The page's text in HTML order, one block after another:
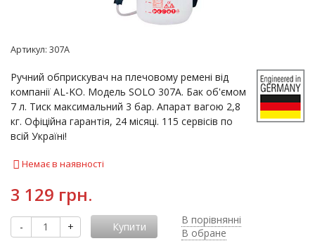
Артикул: 307A
Ручний обприскувач на плечовому ремені від
компанії AL-KO. Модель SOLO 307A. Бак об'ємом
7 л. Тиск максимальний 3 бар. Апарат вагою 2,8
кг. Офіційна гарантія, 24 місяці. 115 сервісів по
всій Україні!
Немає в наявності
3 129 грн.
- +
Купити
В порівнянні
В обране